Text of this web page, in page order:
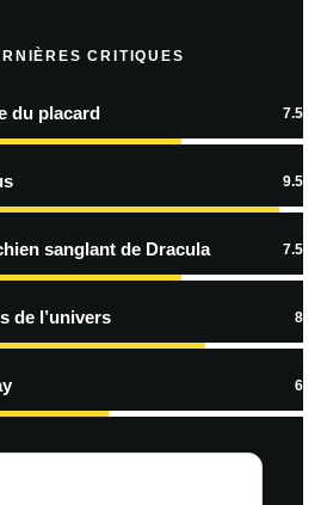
articles par e-mail.
En savoir
CRITIQUES
du placard 7.5
9.5
sanglant de Dracula 7.5
de l’univers 8
6